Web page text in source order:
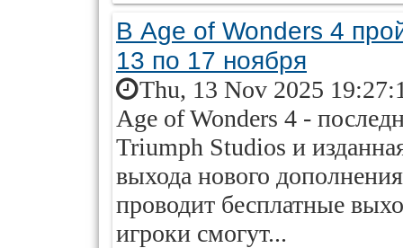
В Age of Wonders 4
13 по 17 ноября
Thu, 13 Nov 2025
Age of Wonders 4 -
Triumph Studios и
выхода нового
проводит бесплатные
игроки смогут...